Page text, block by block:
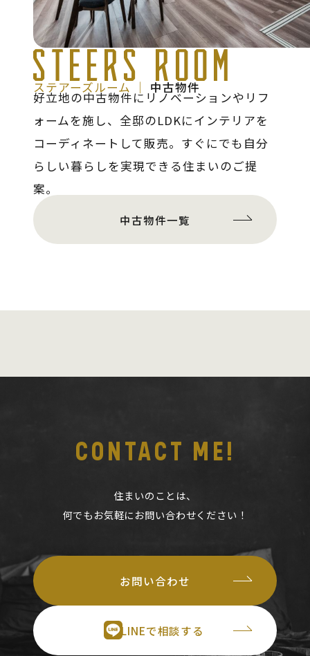
STEERS ROOM
ステアーズルーム │ 中古物件
好立地の中古物件にリノベーションやリフ
ォームを施し、全邸のLDKにインテリアを
コーディネートして販売。すぐにでも自分
らしい暮らしを実現できる住まいのご提
案。
中古物件一覧
CONTACT ME!
住まいのことは、
何でもお気軽にお問い合わせください！
お問い合わせ
LINEで相談する